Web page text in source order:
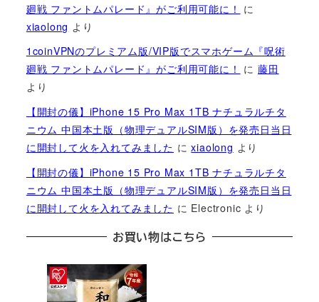
廻戦 ファントムパレード』がご利用可能に！ に
xiaolong より
1coinVPNのプレミアム版/VIP版でスマホゲーム『呪術
廻戦 ファントムパレード』がご利用可能に！ に藤田
より
【開封の儀】iPhone 15 Pro Max 1TB ナチュラルチタ
ニウム 中国本土版（物理デュアルSIM版）を発売日当日
に開封して火を入れてみました にxiaolong より
【開封の儀】iPhone 15 Pro Max 1TB ナチュラルチタ
ニウム 中国本土版（物理デュアルSIM版）を発売日当日
に開封して火を入れてみました に Electronic より
お買い物はこちら